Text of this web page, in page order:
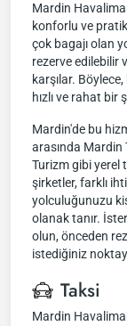
Mardin
konforlu ve
çok bagajı olan
rezerve edilebilir
karşılar.
hızlı ve rahat bir
Mardin'de bu
arasında Mardin
Turizm gibi yerel
şirketler, farklı
yolculuğunuzu
olanak tanır.
olun, önceden
istediğiniz
Taksi
Mardin